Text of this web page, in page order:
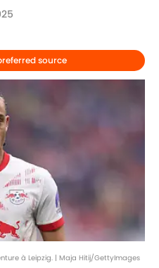
source
à Leipzig. | Maja Hitij/GettyImages